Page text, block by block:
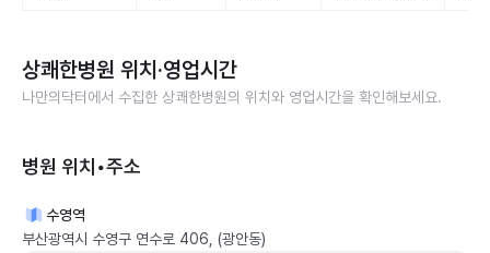
상쾌한병원 위치·영업시간
나만의닥터에서 수집한 상쾌한병원의 위치와 영업시간을 확인해보세요.
병원 위치•주소
수영역
부산광역시 수영구 연수로 406, (광안동)